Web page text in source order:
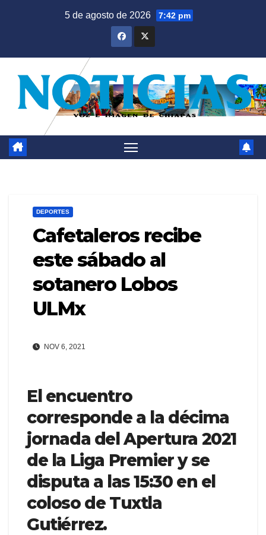
5 de agosto de 2026 7:42 pm
DEPORTES
Cafetaleros recibe
este sábado al
sotanero Lobos
ULMx
NOV 6, 2021
El encuentro
corresponde a la décima
jornada del Apertura 2021
de la Liga Premier y se
disputa a las 15:30 en el
coloso de Tuxtla
Gutiérrez.